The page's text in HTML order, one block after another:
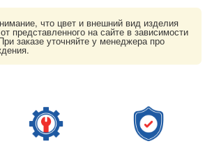
что цвет и внешний вид изделия
представленного на сайте в зависимости
заказе уточняйте у менеджера про